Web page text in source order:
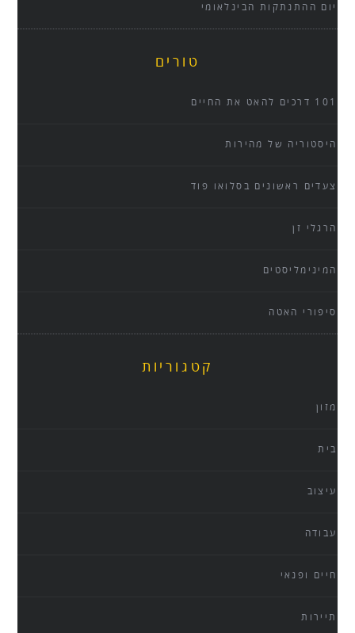
יום ההתנתקות הבינלאומי
טורים
101 דרכים להאט את החיים
היסטוריה של מהירות
צעדים ראשונים בסלואו פוד
הרגלי זן
המינימליסטים
סיפורי האטה
קטגוריות
מזון
בית
עיצוב
עבודה
חיים ופנאי
תיירות